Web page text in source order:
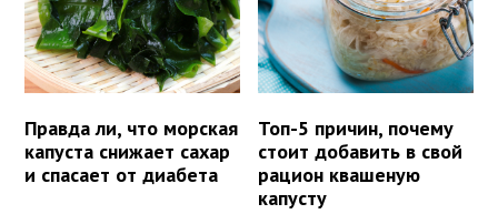
Правда ли, что морская
капуста снижает сахар
и спасает от диабета
Топ-5 причин, почему
стоит добавить в свой
рацион квашеную
капусту